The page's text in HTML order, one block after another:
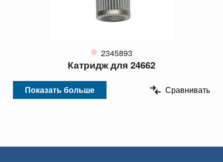
2345893
Катридж для 24662
Показать больше Сравнивать